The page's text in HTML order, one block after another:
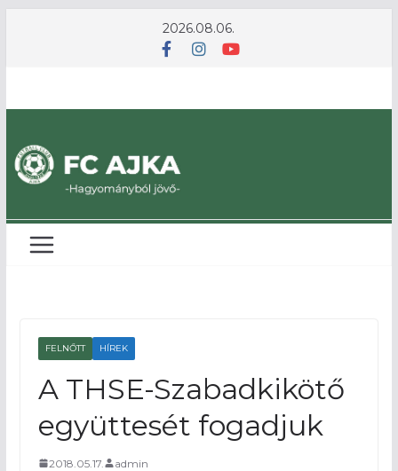
2026.08.06.
FELNŐTT HÍREK
A THSE-Szabadkikötő
együttesét fogadjuk
2018.05.17. admin